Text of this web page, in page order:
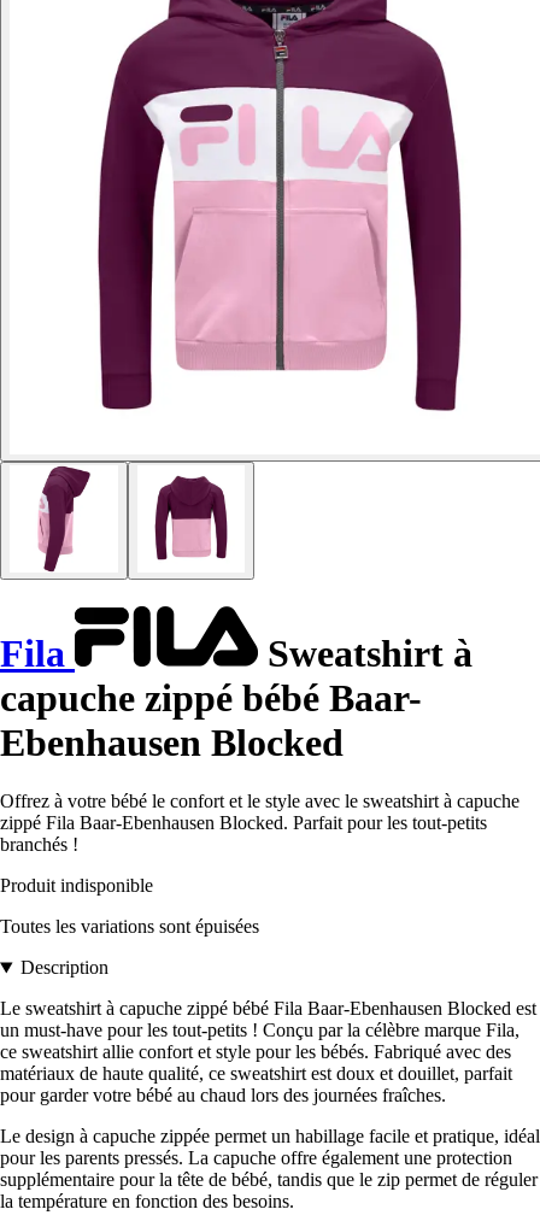
Fila
Sweatshirt à
capuche zippé bébé Baar-
Ebenhausen Blocked
Offrez à votre bébé le confort et le style avec le sweatshirt à capuche
zippé Fila Baar-Ebenhausen Blocked. Parfait pour les tout-petits
branchés !
Produit indisponible
Toutes les variations sont épuisées
Description
Le sweatshirt à capuche zippé bébé Fila Baar-Ebenhausen Blocked est
un must-have pour les tout-petits ! Conçu par la célèbre marque Fila,
ce sweatshirt allie confort et style pour les bébés. Fabriqué avec des
matériaux de haute qualité, ce sweatshirt est doux et douillet, parfait
pour garder votre bébé au chaud lors des journées fraîches.
Le design à capuche zippée permet un habillage facile et pratique, idéal
pour les parents pressés. La capuche offre également une protection
supplémentaire pour la tête de bébé, tandis que le zip permet de réguler
la température en fonction des besoins.